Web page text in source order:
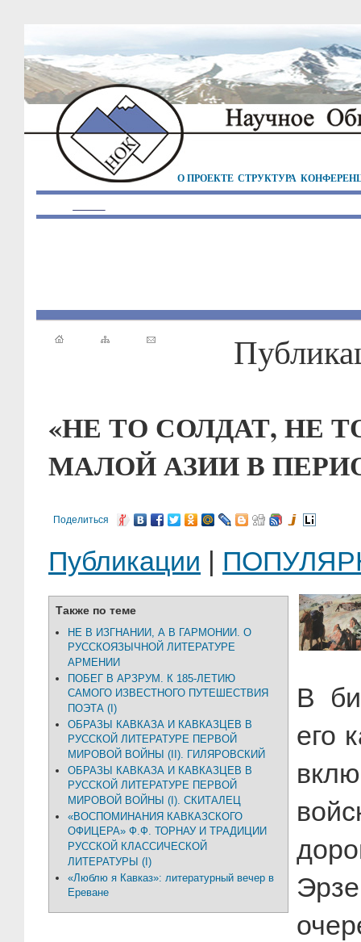
О ПРОЕКТЕ СТРУКТУРА
«НЕ ТО СОЛДАТ, НЕ
МАЛОЙ АЗИИ В
Поделиться
Публикации |
Также по теме
НЕ В ИЗГНАНИИ, А В ГАРМОНИИ. О
РУССКОЯЗЫЧНОЙ ЛИТЕРАТУРЕ
АРМЕНИИ
ПОБЕГ В АРЗРУМ. К 185-ЛЕТИЮ
САМОГО ИЗВЕСТНОГО ПУТЕШЕСТВИЯ
ПОЭТА (I)
ОБРАЗЫ КАВКАЗА И КАВКАЗЦЕВ В
РУССКОЙ ЛИТЕРАТУРЕ ПЕРВОЙ
МИРОВОЙ ВОЙНЫ (II). ГИЛЯРОВСКИЙ
ОБРАЗЫ КАВКАЗА И КАВКАЗЦЕВ В
РУССКОЙ ЛИТЕРАТУРЕ ПЕРВОЙ
МИРОВОЙ ВОЙНЫ (I). СКИТАЛЕЦ
«ВОСПОМИНАНИЯ КАВКАЗСКОГО
ОФИЦЕРА» Ф.Ф. ТОРНАУ И ТРАДИЦИИ
РУССКОЙ КЛАССИЧЕСКОЙ
ЛИТЕРАТУРЫ (I)
«Люблю я Кавказ»: литературный вечер в
Ереване
В
его